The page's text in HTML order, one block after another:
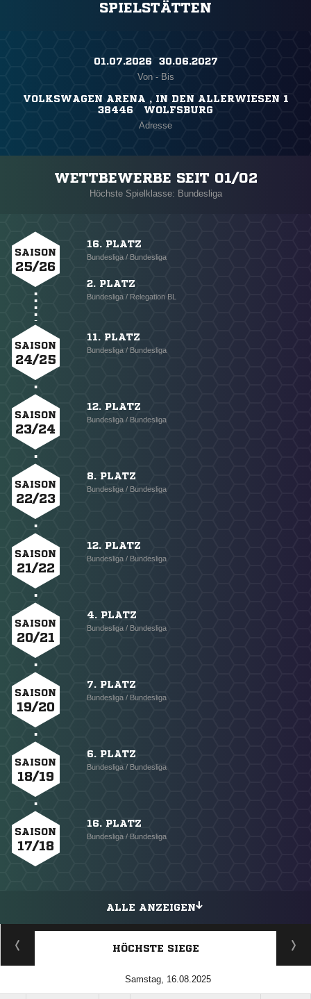
SPIELSTÄTTEN
01.07.2026 ​ 30.06.2027
Von - Bis
VOLKSWAGEN ARENA , IN DEN ALLERWIESEN 1
38446 WOLFSBURG
Adresse
WETTBEWERBE SEIT 01/02
Höchste Spielklasse: Bundesliga
SAISON
25/26
16. PLATZ
Bundesliga / Bundesliga
2. PLATZ
Bundesliga / Relegation BL
SAISON
24/25
11. PLATZ
Bundesliga / Bundesliga
SAISON
23/24
12. PLATZ
Bundesliga / Bundesliga
SAISON
22/23
8. PLATZ
Bundesliga / Bundesliga
SAISON
21/22
12. PLATZ
Bundesliga / Bundesliga
SAISON
20/21
4. PLATZ
Bundesliga / Bundesliga
SAISON
19/20
7. PLATZ
Bundesliga / Bundesliga
SAISON
18/19
6. PLATZ
Bundesliga / Bundesliga
SAISON
17/18
16. PLATZ
Bundesliga / Bundesliga
ALLE ANZEIGEN
HÖCHSTE SIEGE
Samstag, 16.08.2025